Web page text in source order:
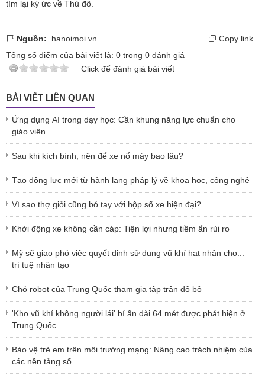
tìm lại ký ức về Thủ đô.
Nguồn: hanoimoi.vn
Copy link
Tổng số điểm của bài viết là: 0 trong 0 đánh giá
Click để đánh giá bài viết
BÀI VIẾT LIÊN QUAN
Ứng dụng AI trong dạy học: Cần khung năng lực chuẩn cho
giáo viên
Sau khi kích bình, nên để xe nổ máy bao lâu?
Tạo động lực mới từ hành lang pháp lý về khoa học, công nghệ
Vì sao thợ giỏi cũng bó tay với hộp số xe hiện đại?
Khởi động xe không cần cáp: Tiện lợi nhưng tiềm ẩn rủi ro
Mỹ sẽ giao phó việc quyết định sử dụng vũ khí hạt nhân cho...
trí tuệ nhân tạo
Chó robot của Trung Quốc tham gia tập trận đổ bộ
'Kho vũ khí không người lái' bí ẩn dài 64 mét được phát hiện ở
Trung Quốc
Bảo vệ trẻ em trên môi trường mạng: Nâng cao trách nhiệm của
các nền tảng số